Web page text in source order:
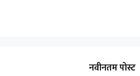
नवीनतम पोस्ट